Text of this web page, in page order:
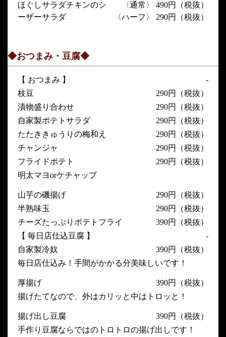
ほぐしサラダチキンのシ
ーザーサラダ
〈通常〉 490円（税抜）
〈ハーフ〉 290円（税抜）
◆おつまみ・豆腐◆
【 おつまみ 】
-
枝豆
290円（税抜）
漬物盛り合わせ
290円（税抜）
自家製ポテトサラダ
290円（税抜）
たたききゅうりの梅和え
290円（税抜）
チャンジャ
290円（税抜）
フライドポテト
290円（税抜）
明太マヨorケチャップ
山芋の磯揚げ
290円（税抜）
半熟味玉
290円（税抜）
チーズたっぷりポテトフライ
390円（税抜）
【 毎日店仕込豆腐 】
-
自家製冷奴
390円（税抜）
毎日店仕込み！手間がかかる分美味しいです！
厚揚げ
390円（税抜）
揚げたてなので、外はカリッと中はトロッと！
揚げ出し豆腐
390円（税抜）
手作り豆腐ならではのトロトロの揚げ出しです！